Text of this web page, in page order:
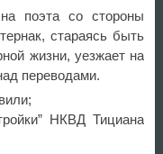
поэта со стороны
стараясь быть
жизни, уезжает на
переводами.
НКВД Тициана